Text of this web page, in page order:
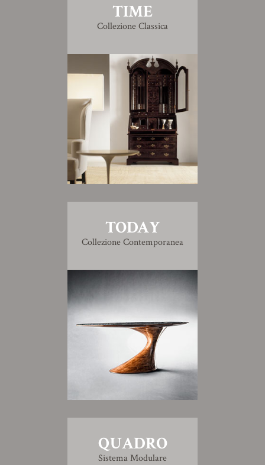
TIME
Collezione Classica
TODAY
Collezione Contemporanea
QUADRO
Sistema Modulare